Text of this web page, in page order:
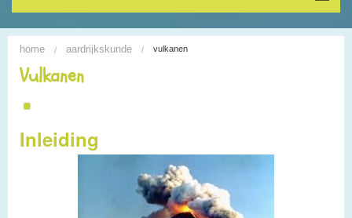
Home
Onderwerp vinden
Spreekbeurt houden
Alle Spreekbeurten
home aardrijkskunde vulkanen
Vulkanen
Inleiding